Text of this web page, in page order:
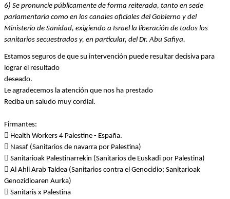
6) Se pronuncie públicamente de forma reiterada, tanto en sede
parlamentaria como en los canales oficiales del Gobierno y del
Ministerio de Sanidad, exigiendo a Israel la liberación de todos los
sanitarios secuestrados y, en particular, del Dr. Abu Safiya.
Estamos seguros de que su intervención puede resultar decisiva para
lograr el resultado
deseado.
Le agradecemos la atención que nos ha prestado
Reciba un saludo muy cordial.
Firmantes:
 Health Workers 4 Palestine - España.
 Nasaf (Sanitarios de navarra por Palestina)
 Sanitarioak Palestinarrekin (Sanitarios de Euskadi por Palestina)
 Al Ahli Arab Taldea (Sanitarios contra el Genocidio; Sanitarioak
Genozidioaren Aurka)
 Sanitaris x Palestina